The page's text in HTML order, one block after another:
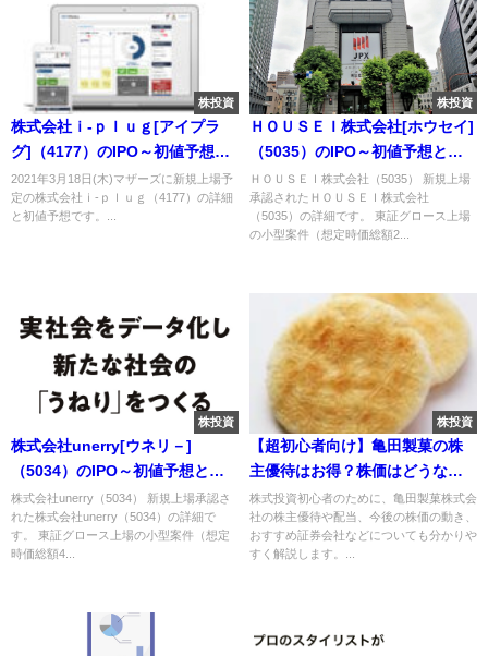
株投資
株式会社ｉ‐ｐｌｕｇ[アイプラ
グ]（4177）のIPO～初値予想と
新規上場情報～
2021年3月18日(木)マザーズに新規上場予
定の株式会社ｉ‐ｐｌｕｇ（4177）の詳細
と初値予想です。...
株投資
ＨＯＵＳＥＩ株式会社[ホウセイ]
（5035）のIPO～初値予想と新
規上場情報～
ＨＯＵＳＥＩ株式会社（5035） 新規上場
承認されたＨＯＵＳＥＩ株式会社
（5035）の詳細です。 東証グロース上場
の小型案件（想定時価総額2...
株投資
株式会社unerry[ウネリ－]
（5034）のIPO～初値予想と新
規上場情報～
株式会社unerry（5034） 新規上場承認さ
れた株式会社unerry（5034）の詳細で
す。 東証グロース上場の小型案件（想定
時価総額4...
株投資
【超初心者向け】亀田製菓の株
主優待はお得？株価はどうなる
の？
株式投資初心者のために、亀田製菓株式会
社の株主優待や配当、今後の株価の動き、
おすすめ証券会社などについても分かりや
すく解説します。...